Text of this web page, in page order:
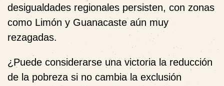
desigualdades regionales persisten, con zonas
como Limón y Guanacaste aún muy
rezagadas.
¿Puede considerarse una victoria la reducción
de la pobreza si no cambia la exclusión